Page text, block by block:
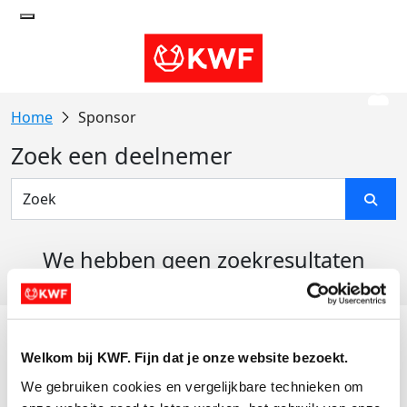
Welkom bij KWF. Fijn dat je onze website bezoekt.
We gebruiken cookies en vergelijkbare technieken om
Sponsor
Zoek een deelnemer
We hebben geen zoekresultaten
Actiematerialen
Evenementen